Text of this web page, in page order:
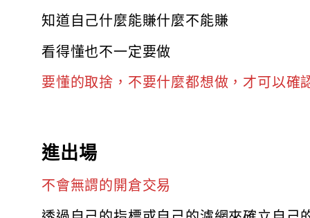
知道自己什麼能賺什麼不能賺
看得懂也不一定要做
要懂的取捨，不要什麼都想做，才可以確
進出場
不會無謂的開倉交易